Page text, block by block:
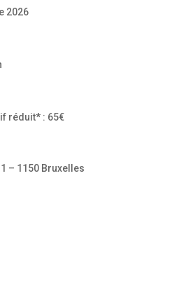
2026
réduit* : 65€
– 1150 Bruxelles